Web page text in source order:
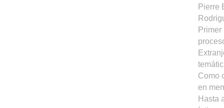
Pierre
Primer
Como
en
Hasta